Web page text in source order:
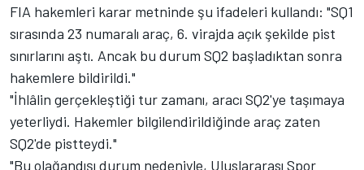
FIA hakemleri karar metninde şu ifadeleri kullandı: "SQ1
sırasında 23 numaralı araç, 6. virajda açık şekilde pist
sınırlarını aştı. Ancak bu durum SQ2 başladıktan sonra
hakemlere bildirildi."
"İhlâlin gerçekleştiği tur zamanı, aracı SQ2'ye taşımaya
yeterliydi. Hakemler bilgilendirildiğinde araç zaten
SQ2'de pistteydi."
"Bu olağandışı durum nedeniyle, Uluslararası Spor